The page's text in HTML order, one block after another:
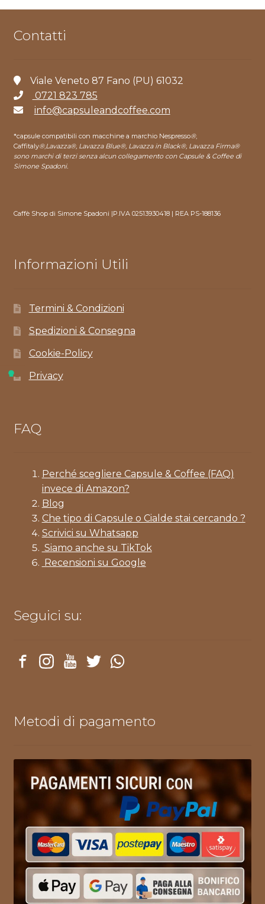
Contatti
Viale Veneto 87 Fano (PU) 61032
0721 823 785
info@capsuleandcoffee.com
*capsule compatibili con macchine a marchio Nespresso®,
Caffitaly®,Lavazza®, Lavazza Blue®, Lavazza in Black®, Lavazza Firma®
sono marchi di terzi senza alcun collegamento con Capsule & Coffee di
Simone Spadoni.
Caffè Shop di Simone Spadoni |P.IVA 02513930418 | REA PS-188136
Informazioni Utili
Termini & Condizioni
Spedizioni & Consegna
Cookie-Policy
Privacy
FAQ
Perché scegliere Capsule & Coffee (FAQ)
invece di Amazon?
Blog
Che tipo di Capsule o Cialde stai cercando ?
Scrivici su Whatsapp
Siamo anche su TikTok
Recensioni su Google
Seguici su:
Metodi di pagamento